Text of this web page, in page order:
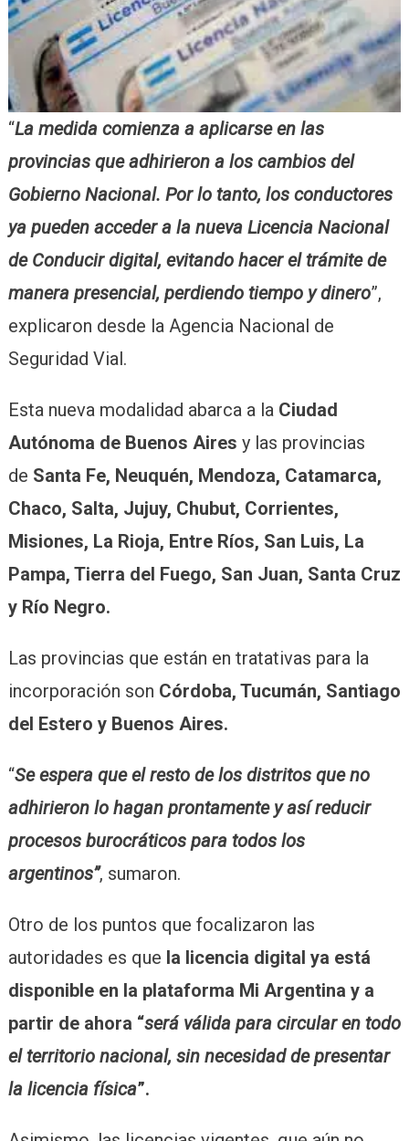
“La medida comienza a aplicarse en las
provincias que adhirieron a los cambios del
Gobierno Nacional. Por lo tanto, los conductores
ya pueden acceder a la nueva Licencia Nacional
de Conducir digital, evitando hacer el trámite de
manera presencial, perdiendo tiempo y dinero”,
explicaron desde la Agencia Nacional de
Seguridad Vial.
Esta nueva modalidad abarca a la Ciudad
Autónoma de Buenos Aires y las provincias
de Santa Fe, Neuquén, Mendoza, Catamarca,
Chaco, Salta, Jujuy, Chubut, Corrientes,
Misiones, La Rioja, Entre Ríos, San Luis, La
Pampa, Tierra del Fuego, San Juan, Santa Cruz
y Río Negro.
Las provincias que están en tratativas para la
incorporación son Córdoba, Tucumán, Santiago
del Estero y Buenos Aires.
“Se espera que el resto de los distritos que no
adhirieron lo hagan prontamente y así reducir
procesos burocráticos para todos los
argentinos”, sumaron.
Otro de los puntos que focalizaron las
autoridades es que la licencia digital ya está
disponible en la plataforma Mi Argentina y a
partir de ahora “será válida para circular en todo
el territorio nacional, sin necesidad de presentar
la licencia física”.